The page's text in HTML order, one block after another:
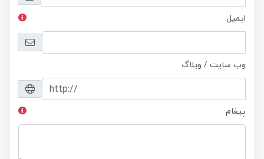
ایمیل
وب سایت / وبلاگ
پیغام